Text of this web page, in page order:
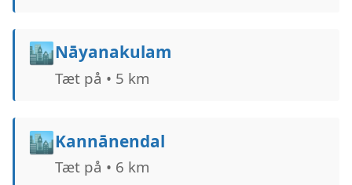
🏙️Nāyanakulam
Tæt på • 5 km
🏙️Kannānendal
Tæt på • 6 km